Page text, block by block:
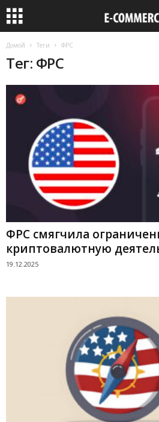
Домой Теги ФРС
Тег: ФРС
ФРС смягчила
криптовалютную
19.12.2025